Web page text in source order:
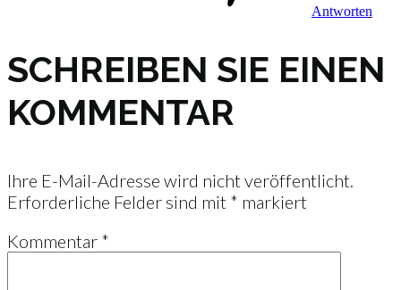
Antworten
SCHREIBEN SIE EINEN
KOMMENTAR
Ihre E-Mail-Adresse wird nicht veröffentlicht.
Erforderliche Felder sind mit * markiert
Kommentar *